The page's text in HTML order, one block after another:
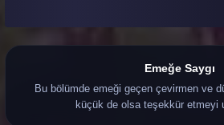
Emeğe Saygı
Bu bölümde emeği geçen çevirmen ve
küçük de olsa teşekkür etmeyi